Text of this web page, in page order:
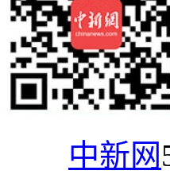
中新网